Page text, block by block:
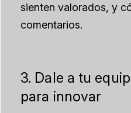
sienten valorados, y
comentarios.
3. Dale a tu
para innovar